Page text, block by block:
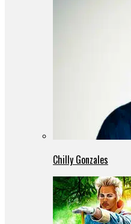
Chilly Gonzales